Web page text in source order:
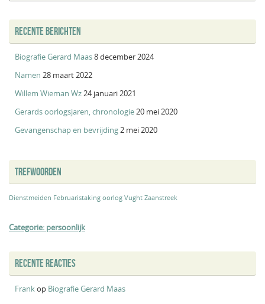
RECENTE BERICHTEN
Biografie Gerard Maas8 december 2024
Namen 28 maart 2022
Willem Wieman Wz24 januari 2021
Gerards oorlogsjaren, chronologie20 mei 2020
Gevangenschap en bevrijding2 mei 2020
TREFWOORDEN
Dienstmeiden Februaristaking oorlog Vught Zaanstreek
Categorie: persoonlijk
RECENTE REACTIES
Frankop Biografie Gerard Maas